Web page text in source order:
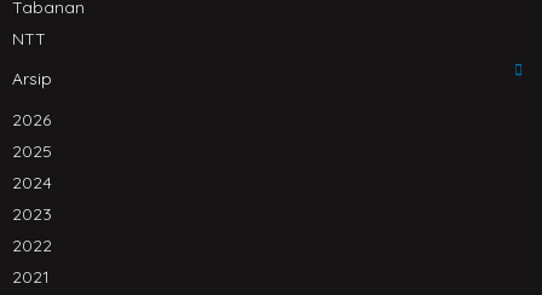
Tabanan
NTT
Arsip
2026
2025
2024
2023
2022
2021